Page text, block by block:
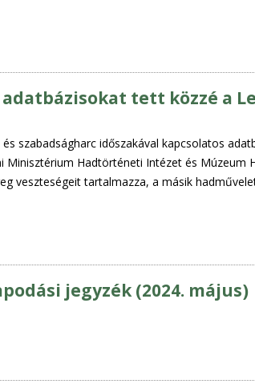
tett közzé a
szabadságharc időszakával kapcsolatos
Minisztérium Hadtörténeti Intézet és Múzeum
veszteségeit tartalmazza, a másik
jegyzék (2024. május)